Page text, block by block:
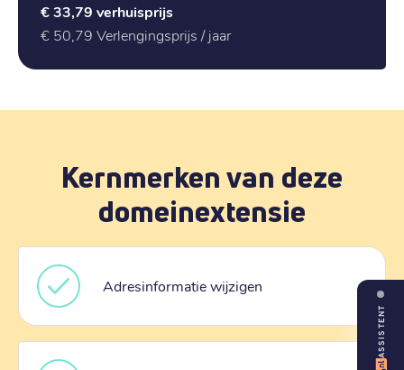
€ 33,79 verhuisprijs
€ 50,79 Verlengingsprijs / jaar
Kernmerken van deze
domeinextensie
Adresinformatie wijzigen
ASSISTENT